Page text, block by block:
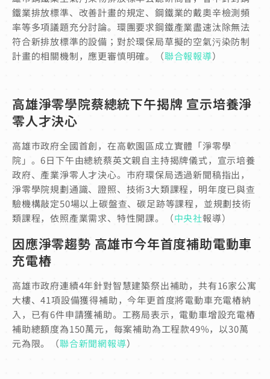
鐵業排放標準、改善計畫的規定、鋼鐵業的戴奧辛檢測頻
率等多項議題充分討論。環團要求鋼鐵產業盡速汰除無法
符合新排放標準的設備；對於環保局草擬的空氣污染防制
計畫的相關機制，應更審慎明確。（聯合報報導）
高雄淨零學院蔡總統下午揭牌 宣示培養淨
零人才決心
高雄市政府全國首創，在高軟園區成立實體「淨零學
院」。6日下午由總統蔡英文親自主持揭牌儀式，宣示培養
政府、產業淨零人才決心。市府環保局透過新聞稿指出，
淨零學院規劃通識、證照、技術3大類課程，明年度已與查
驗機構敲定50場以上碳盤查、碳足跡等課程，並規劃技術
類課程，依照產業需求、特性開課。（中央社報導）
因應淨零趨勢 高雄市今年首度補助電動車
充電樁
高雄市政府連續4年針對智慧建築祭出補助，共有16家公寓
大樓、41項設備獲得補助，今年更首度將電動車充電樁納
入，已有6件申請獲補助。工務局表示，電動車增設充電樁
補助總額度為150萬元，每案補助為工程款49%，以30萬
元為限。（聯合新聞網報導）